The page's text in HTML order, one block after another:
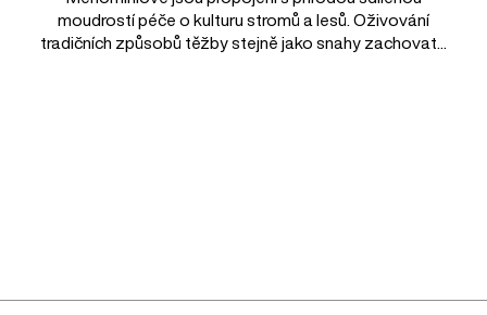
moudrostí péče o kulturu stromů a lesů. Oživování
tradičních způsobů těžby stejně jako snahy zachovat...